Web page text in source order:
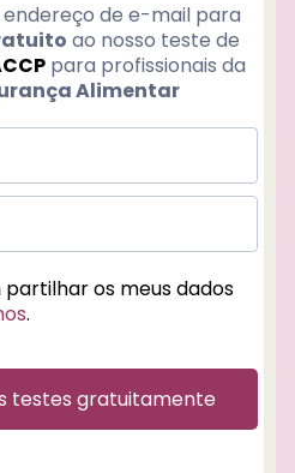
endereço de e-mail para
ao nosso teste de
para profissionais da
Alimentar
os meus dados
.
testes gratuitamente